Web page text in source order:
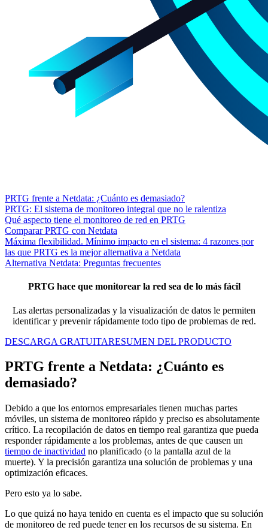
PRTG frente a Netdata: ¿Cuánto es demasiado?
PRTG: El sistema de monitoreo integral que no le ralentiza
Qué aspecto tiene el monitoreo de red en PRTG
Comparar PRTG con Netdata
Máxima flexibilidad. Mínimo impacto en el sistema: 4 razones por
las que PRTG es la mejor alternativa a Netdata
Alternativa Netdata: Preguntas frecuentes
PRTG hace que monitorear la red sea de lo más fácil
Las alertas personalizadas y la visualización de datos le permiten
identificar y prevenir rápidamente todo tipo de problemas de red.
DESCARGA GRATUITARESUMEN DEL PRODUCTO
PRTG frente a Netdata: ¿Cuánto es
demasiado?
Debido a que los entornos empresariales tienen muchas partes
móviles, un sistema de monitoreo rápido y preciso es absolutamente
crítico. La recopilación de datos en tiempo real garantiza que pueda
responder rápidamente a los problemas, antes de que causen un
tiempo de inactividad no planificado (o la pantalla azul de la
muerte). Y la precisión garantiza una solución de problemas y una
optimización eficaces.
Pero esto ya lo sabe.
Lo que quizá no haya tenido en cuenta es el impacto que su solución
de monitoreo de red puede tener en los recursos de su sistema. En